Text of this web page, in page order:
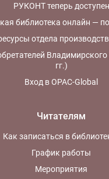
РУКОНТ теперь доступен
библиотека онлайн —
отдела
гг.)
Вход в OPAC-Global
Читателям
Как записаться в
График работы
Мероприятия